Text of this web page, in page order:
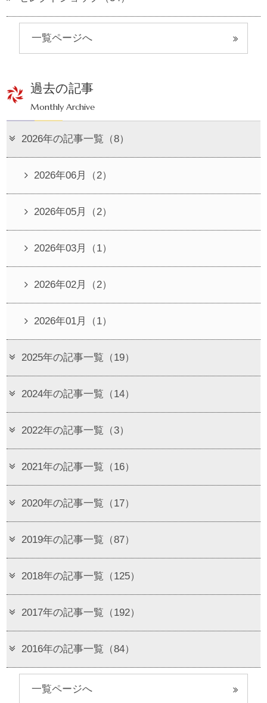
一覧ページへ
過去の記事
Monthly Archive
2026年の記事一覧（8）
2026年06月（2）
2026年05月（2）
2026年03月（1）
2026年02月（2）
2026年01月（1）
2025年の記事一覧（19）
2024年の記事一覧（14）
2022年の記事一覧（3）
2021年の記事一覧（16）
2020年の記事一覧（17）
2019年の記事一覧（87）
2018年の記事一覧（125）
2017年の記事一覧（192）
2016年の記事一覧（84）
一覧ページへ